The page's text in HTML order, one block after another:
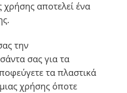
χρήσης αποτελεί ένα
την
σας για τα
τα πλαστικά
χρήσης όποτε